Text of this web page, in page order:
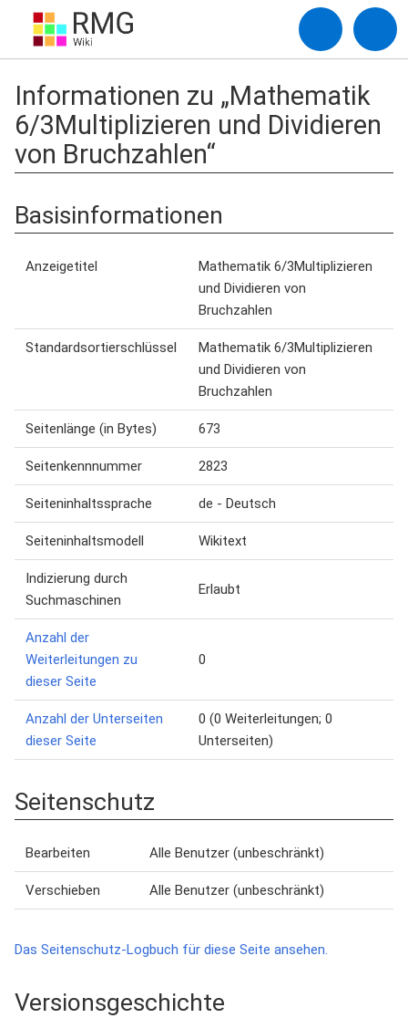
Informationen zu „Mathematik
6/3Multiplizieren und Dividieren
von Bruchzahlen“
Basisinformationen
Anzeigetitel
Mathematik 6/3Multiplizieren
und Dividieren von
Bruchzahlen
Standardsortierschlüssel
Mathematik 6/3Multiplizieren
und Dividieren von
Bruchzahlen
Seitenlänge (in Bytes) 673
Seitenkennnummer 2823
Seiteninhaltssprache de - Deutsch
Seiteninhaltsmodell Wikitext
Indizierung durch
Suchmaschinen
Erlaubt
Anzahl der
Weiterleitungen zu
dieser Seite
0
Anzahl der Unterseiten
dieser Seite
0 (0 Weiterleitungen; 0
Unterseiten)
Seitenschutz
Bearbeiten Alle Benutzer (unbeschränkt)
Verschieben Alle Benutzer (unbeschränkt)
Das Seitenschutz-Logbuch für diese Seite ansehen.
Versionsgeschichte